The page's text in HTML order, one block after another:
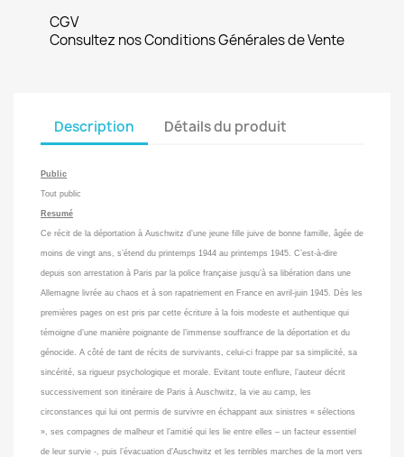
CGV
Consultez nos Conditions Générales de Vente
Description Détails du produit
Public
Tout public
Resumé
Ce récit de la déportation à Auschwitz d’une jeune fille juive de bonne famille, âgée de
moins de vingt ans, s’étend du printemps 1944 au printemps 1945. C’est-à-dire
depuis son arrestation à Paris par la police française jusqu’à sa libération dans une
Allemagne livrée au chaos et à son rapatriement en France en avril-juin 1945. Dès les
premières pages on est pris par cette écriture à la fois modeste et authentique qui
témoigne d’une manière poignante de l’immense souffrance de la déportation et du
génocide. A côté de tant de récits de survivants, celui-ci frappe par sa simplicité, sa
sincérité, sa rigueur psychologique et morale. Evitant toute enflure, l’auteur décrit
successivement son itinéraire de Paris à Auschwitz, la vie au camp, les
circonstances qui lui ont permis de survivre en échappant aux sinistres « sélections
», ses compagnes de malheur et l’amitié qui les lie entre elles – un facteur essentiel
de leur survie -, puis l’évacuation d’Auschwitz et les terribles marches de la mort vers